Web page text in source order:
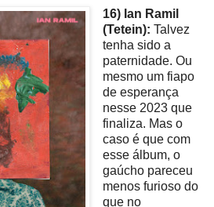
16) Ian Ramil
(Tetein): Talvez
tenha sido a
paternidade. Ou
mesmo um fiapo
de esperança
nesse 2023 que
finaliza. Mas o
caso é que com
esse álbum, o
gaúcho pareceu
menos furioso do
que no